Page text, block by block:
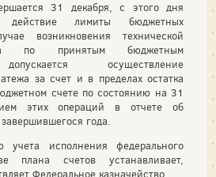
31 декабря, с этого дня
действие лимиты бюджетных
возникновения технической
по принятым бюджетным
осуществление
за счет и в пределах остатка
счете по состоянию на 31
этих операций в отчете об
года.
учета исполнения федерального
плана счетов устанавливает,
Федеральное казначейство.